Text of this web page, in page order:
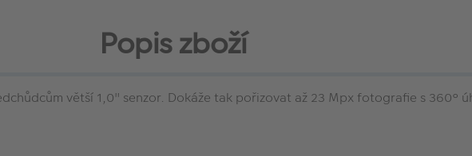
Popis zboží
větší 1,0" senzor. Dokáže tak pořizovat až 23 Mpx fotografie s 360°